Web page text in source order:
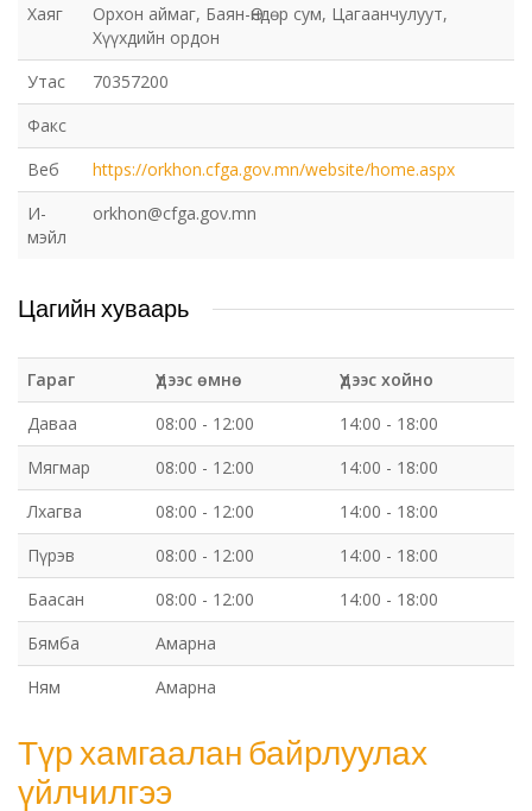
Хаяг
Орхон аймаг, Баян-Өндөр сум, Цагаанчулуут,
Хүүхдийн ордон
Утас
70357200
Факс
Веб
https://orkhon.cfga.gov.mn/website/home.aspx
И-
мэйл
orkhon@cfga.gov.mn
Цагийн хуваарь
Гараг Үдээс өмнө
Үдээс хойно
Даваа
08:00 - 12:00
14:00 - 18:00
Мягмар
08:00 - 12:00
14:00 - 18:00
Лхагва
08:00 - 12:00
14:00 - 18:00
Пүрэв
08:00 - 12:00
14:00 - 18:00
Баасан
08:00 - 12:00
14:00 - 18:00
Бямба
Амарна
Ням
Амарна
Түр хамгаалан байрлуулах
үйлчилгээ